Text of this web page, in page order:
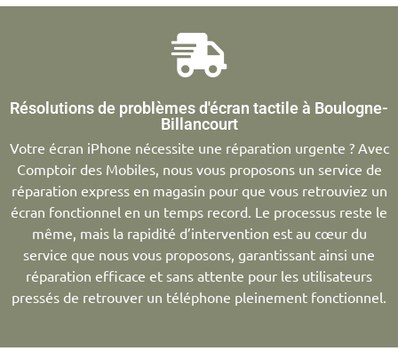
Résolutions de problèmes d'écran tactile à Boulogne-
Billancourt
Votre écran iPhone nécessite une réparation urgente ? Avec
Comptoir des Mobiles, nous vous proposons un service de
réparation express en magasin pour que vous retrouviez un
écran fonctionnel en un temps record. Le processus reste le
même, mais la rapidité d’intervention est au cœur du
service que nous vous proposons, garantissant ainsi une
réparation efficace et sans attente pour les utilisateurs
pressés de retrouver un téléphone pleinement fonctionnel.